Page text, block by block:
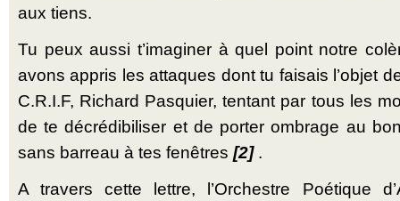
aux tiens.
Tu peux aussi t’imaginer à quel point notre
avons appris les attaques dont tu faisais l’objet
C.R.I.F, Richard Pasquier, tentant par tous les
de te décrédibiliser et de porter ombrage au
sans barreau à tes fenêtres [2] .
A travers cette lettre, l’Orchestre Poétique